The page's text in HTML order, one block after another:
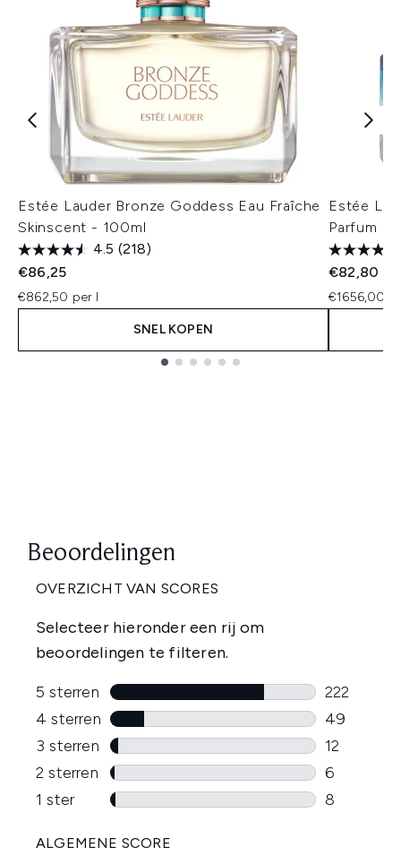
Estée Lauder Bronze Goddess Eau Fraîche
Skinscent - 100ml
4.5 (218)
€86,25
€862,50 per l
SNEL KOPEN
Estée
Parfum
€82,80
€1656,00